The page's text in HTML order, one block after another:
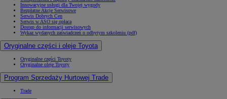
Innowacyjne usługi dla Twojej wygody
Bezpłatne Akcje Serwisowe
Serwis Dobrych Cen
Serwis w ASO się opłaca
Dostęp do informacji serwisowych
Wykaz wydanych zaświadczeń o odbytym szkoleniu (pdf)
Oryginalne części i oleje Toyota
Oryginalne części Toyoty
Oryginalne oleje Toyoty
Program Sprzedaży Hurtowej Trade
Trade